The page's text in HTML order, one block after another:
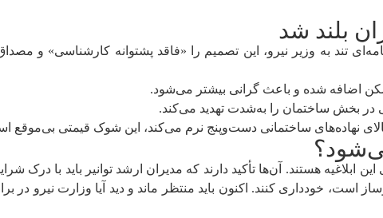
بلند شد
تند به وزیر نیرو، این تصمیم را «فاقد پشتوانه کارشناسی» و
می‌شود؟
ابلاغیه هستند. آن‌ها تأکید دارند که مدیران ارشد توانیر باید با
خودداری کنند. اکنون باید منتظر ماند و دید آیا وزارت نیرو در برابر